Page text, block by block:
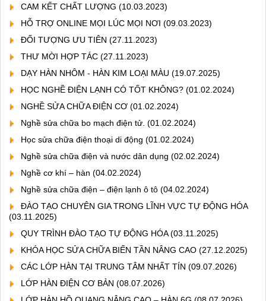
CAM KẾT CHẤT LƯỢNG (10.03.2023)
HỖ TRỢ ONLINE MỌI LÚC MỌI NƠI (09.03.2023)
ĐỐI TƯỢNG ƯU TIÊN (27.11.2023)
THƯ MỜI HỢP TÁC (27.11.2023)
DẠY HÀN NHÔM - HÀN KIM LOẠI MÀU (19.07.2025)
HỌC NGHỀ ĐIỆN LẠNH CÓ TỐT KHÔNG? (01.02.2024)
NGHỀ SỬA CHỮA ĐIỆN CƠ (01.02.2024)
Nghề sửa chữa bo mạch điện tử. (01.02.2024)
Học sửa chữa điện thoại di động (01.02.2024)
Nghề sửa chữa điện và nước dân dụng (02.02.2024)
Nghề cơ khí – hàn (04.02.2024)
Nghề sửa chữa điện – điện lạnh ô tô (04.02.2024)
ĐÀO TẠO CHUYÊN GIA TRONG LĨNH VỰC TỰ ĐỘNG HÓA
(03.11.2025)
QUY TRÌNH ĐÀO TẠO TỰ ĐỘNG HÓA(03.11.2025)
KHÓA HỌC SỬA CHỮA BIẾN TẦN NÂNG CAO (27.12.2025)
CÁC LỚP HÀN TẠI TRUNG TÂM NHẤT TÍN (09.07.2026)
LỚP HÀN ĐIỆN CƠ BẢN (08.07.2026)